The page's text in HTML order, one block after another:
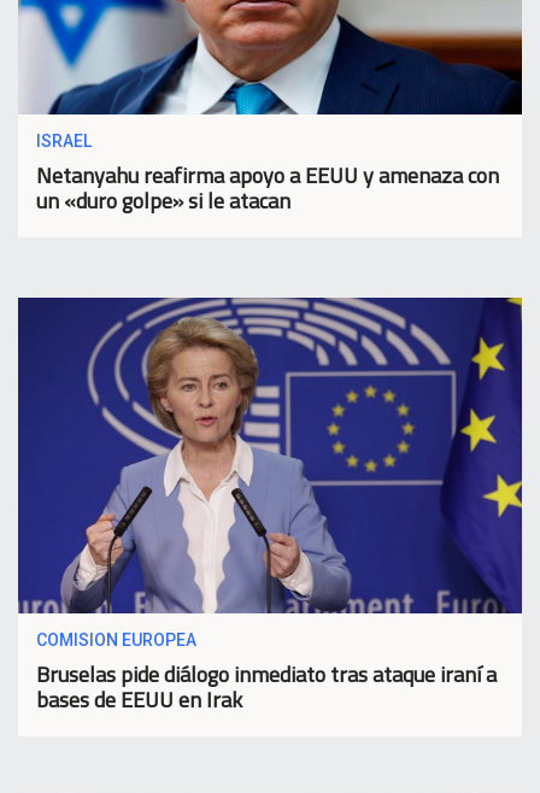
ISRAEL
Netanyahu reafirma apoyo a EEUU y amenaza con
un «duro golpe» si le atacan
COMISION EUROPEA
Bruselas pide diálogo inmediato tras ataque iraní a
bases de EEUU en Irak